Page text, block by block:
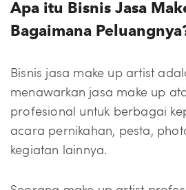
Apa itu Bisnis Jasa
Bagaimana
Bisnis jasa make up artist
menawarkan jasa make up
profesional untuk berbagai
acara pernikahan, pesta,
kegiatan lainnya.